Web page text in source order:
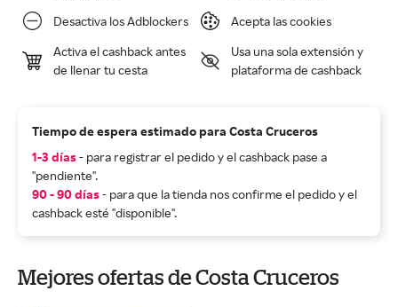
Desactiva los Adblockers Acepta las cookies
Activa el cashback antes
de llenar tu cesta
Usa una sola extensión y
plataforma de cashback
Tiempo de espera estimado para Costa Cruceros
1-3 días- para registrar el pedido y el cashback pase a
"pendiente".
90 - 90 días- para que la tienda nos confirme el pedido y el
cashback esté "disponible".
Mejores ofertas de Costa Cruceros